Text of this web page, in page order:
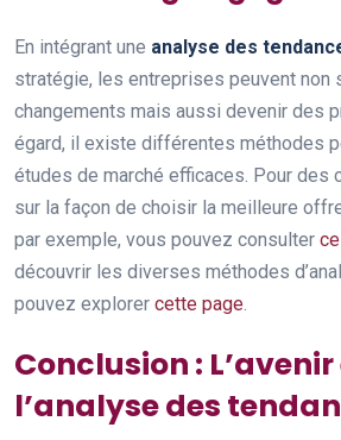
En intégrant une analyse des
stratégie, les entreprises peuvent non
changements mais aussi devenir des
égard, il existe différentes méthodes
études de marché efficaces. Pour des
sur la façon de choisir la meilleure
par exemple, vous pouvez consulter
découvrir les diverses méthodes
pouvez explorer cette page.
Conclusion : L’avenir
l’analyse des